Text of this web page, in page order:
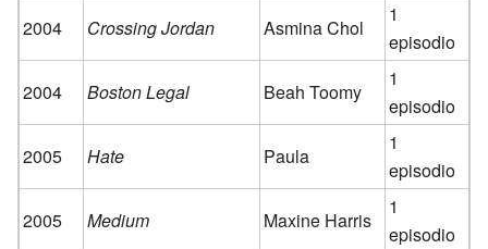
2004
Crossing Jordan Asmina Chol
1
episodio
2004
Boston Legal Beah Toomy
1
episodio
2005
Hate Paula
1
episodio
2005
Medium Maxine Harris
1
episodio